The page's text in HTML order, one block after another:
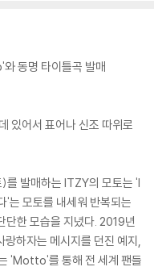
동명 타이틀곡 발매
있어서 표어나 신조 따위로
발매하는 ITZY의 모토는 'I
'는 모토를 내세워 반복되는
단한 모습을 지녔다. 2019년
하자는 메시지를 던진 예지,
'Motto'를 통해 전 세계 팬들